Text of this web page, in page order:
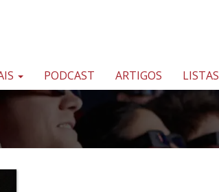
PODCAST ARTIGOS LISTAS